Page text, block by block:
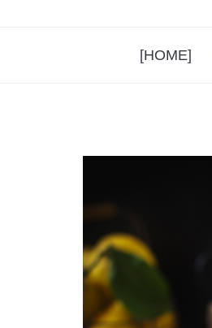
[HOME]